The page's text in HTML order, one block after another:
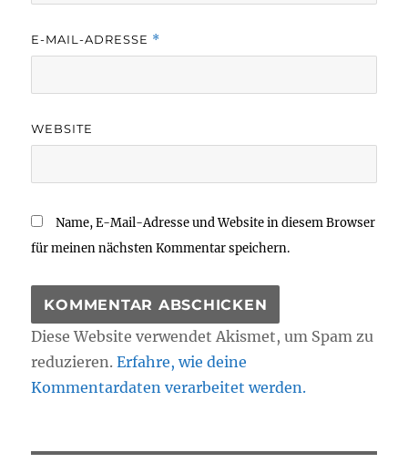
E-MAIL-ADRESSE *
WEBSITE
Name, E-Mail-Adresse und Website in diesem Browser
für meinen nächsten Kommentar speichern.
Diese Website verwendet Akismet, um Spam zu
reduzieren.Erfahre, wie deine
Kommentardaten verarbeitet werden.